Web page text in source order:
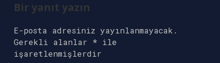
Bir yanıt yazın
E-posta adresiniz yayınlanmayacak.
Gerekli alanlar * ile
işaretlenmişlerdir